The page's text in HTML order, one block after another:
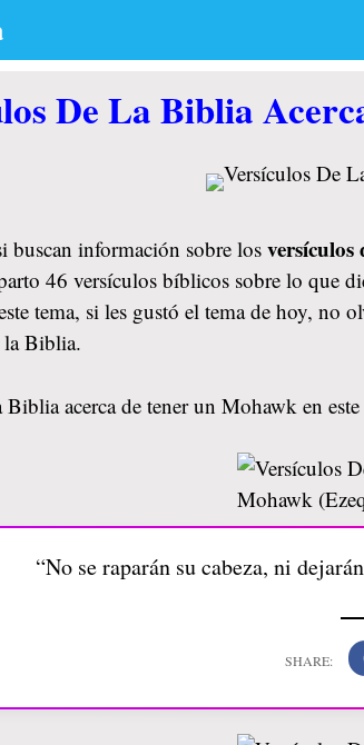
De La Biblia
buscan información sobre los
46 versículos bíblicos sobre lo que
tema, si les gustó el tema de hoy,
la Biblia.
Biblia acerca de tener un Mohawk en
“No se raparán su cabeza, ni